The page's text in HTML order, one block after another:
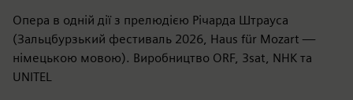
Опера в одній дії з прелюдією Річарда Штрауса
(Зальцбурзький фестиваль 2026, Haus für Mozart —
німецькою мовою). Виробництво ORF, 3sat, NHK та
UNITEL